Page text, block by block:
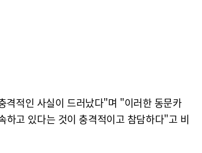
격적인 사실이 드러났다"며 "이러한 동문카
하고 있다는 것이 충격적이고 참담하다"고 비